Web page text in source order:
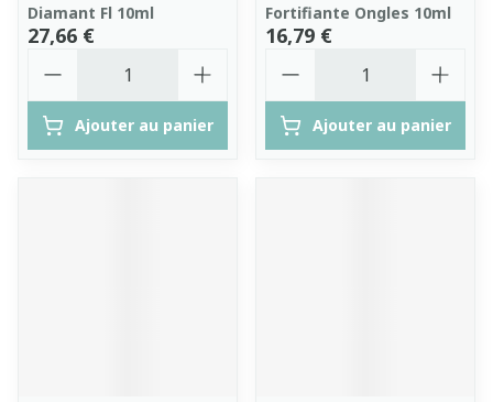
Diamant Fl 10ml
27,66 €
Ajouter au panier
Fortifiante Ongles 10ml
16,79 €
Ajouter au panier